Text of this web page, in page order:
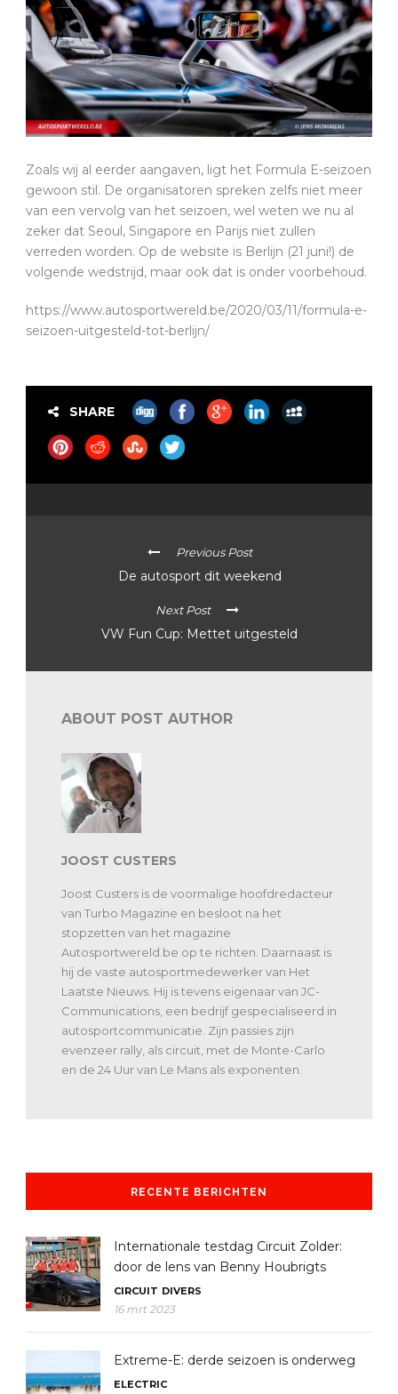
Zoals wij al eerder aangaven, ligt het Formula E-seizoen
gewoon stil. De organisatoren spreken zelfs niet meer
van een vervolg van het seizoen, wel weten we nu al
zeker dat Seoul, Singapore en Parijs niet zullen
verreden worden. Op de website is Berlijn (21 juni!) de
volgende wedstrijd, maar ook dat is onder voorbehoud.
https://www.autosportwereld.be/2020/03/11/formula-e-
seizoen-uitgesteld-tot-berlijn/
SHARE
Previous Post
De autosport dit weekend
Next Post
VW Fun Cup: Mettet uitgesteld
ABOUT POST AUTHOR
JOOST CUSTERS
Joost Custers is de voormalige hoofdredacteur
van Turbo Magazine en besloot na het
stopzetten van het magazine
Autosportwereld.be op te richten. Daarnaast is
hij de vaste autosportmedewerker van Het
Laatste Nieuws. Hij is tevens eigenaar van JC-
Communications, een bedrijf gespecialiseerd in
autosportcommunicatie. Zijn passies zijn
evenzeer rally, als circuit, met de Monte-Carlo
en de 24 Uur van Le Mans als exponenten.
RECENTE BERICHTEN
Internationale testdag Circuit Zolder:
door de lens van Benny Houbrigts
CIRCUIT DIVERS
16 mrt 2023
Extreme-E: derde seizoen is onderweg
ELECTRIC